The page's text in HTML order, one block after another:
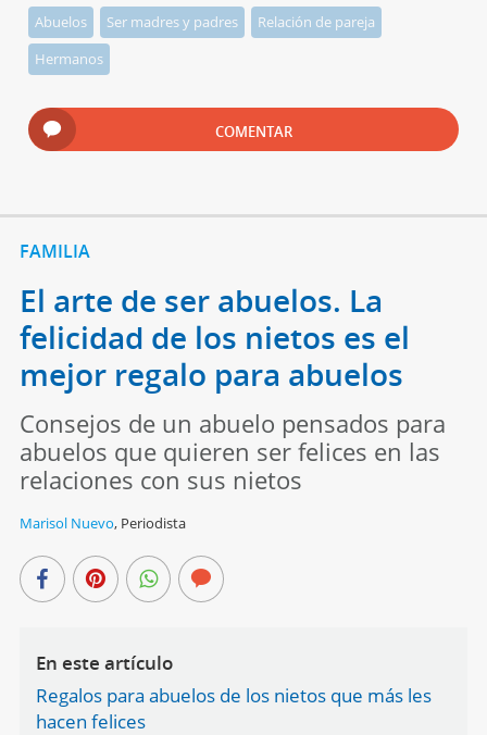
Abuelos Ser madres y padres
Relación de pareja
Hermanos
COMENTAR
FAMILIA
El arte de ser abuelos. La
felicidad de los nietos es el
mejor regalo para abuelos
Consejos de un abuelo pensados para
abuelos que quieren ser felices en las
relaciones con sus nietos
Marisol Nuevo, Periodista
En este artículo
Regalos para abuelos de los nietos que más les
hacen felices